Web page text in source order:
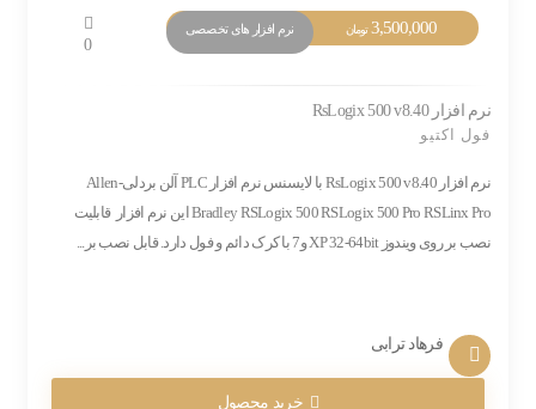
3,500,000 تومان نرم افزار های تخصصی
0
نرم افزار RsLogix 500 v8.40
فول اکتیو
نرم افزار RsLogix 500 v8.40 با لایسنس نرم افزار PLC آلن بردلی-Allen
Bradley RSLogix 500 RSLogix 500 Pro RSLinx Pro این نرم افزار قابلیت
نصب بر روی ویندوز XP 32-64bit و7 با کرک دائم و فول دارد. قابل نصب بر...
فرهاد ترابی
خرید محصول